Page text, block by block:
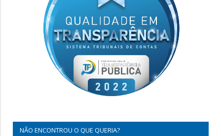
NÃO ENCONTROU O QUE QUERIA?